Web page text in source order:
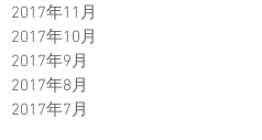
2017年11月
2017年10月
2017年9月
2017年8月
2017年7月